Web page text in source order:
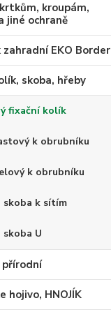
kroupám,
jiné ochraně
zahradní EKO Border
skoba, hřeby
fixační kolík
k obrubníku
k obrubníku
skoba k sítím
skoba U
hojivo, HNOJÍK